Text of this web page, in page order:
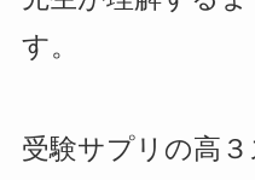
す。
受験サプリの高